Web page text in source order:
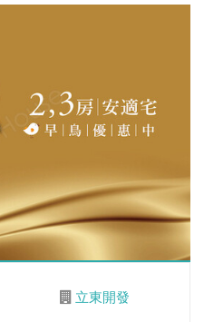
立東開發